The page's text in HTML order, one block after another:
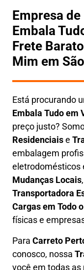
Empresa
Embala
Frete
Mim em
Está procurando
Embala Tudo em
preço justo?
Residenciaise
embalagem
eletrodomésticos
Mudanças Locais
Transportadora
Cargas em Todo
físicas e
Para Carreto
conosco, nossa
você em todas as